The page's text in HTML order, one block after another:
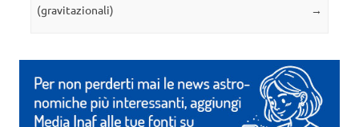
(gravitazionali)
→